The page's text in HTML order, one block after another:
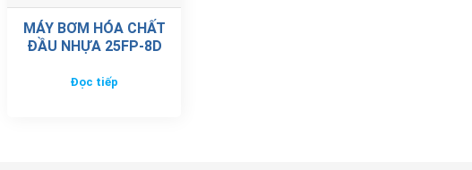
MÁY BƠM HÓA CHẤT
ĐẦU NHỰA 25FP-8D
Đọc tiếp